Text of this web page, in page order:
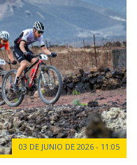
03 DE JUNIO DE 2026 - 11:05